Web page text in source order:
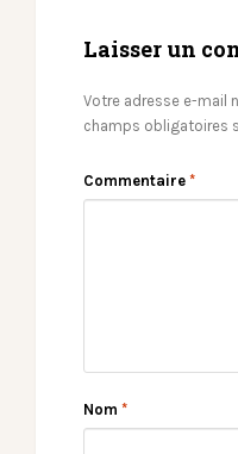
Laisser un
Votre adresse e-mail
champs obligatoires
Commentaire *
Nom *